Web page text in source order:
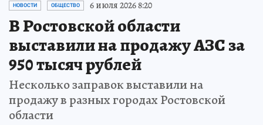
НОВОСТИ ОБЩЕСТВО 6 июля 2026 8:20
В Ростовской области
выставили на продажу АЗС за
950 тысяч рублей
Несколько заправок выставили на
продажу в разных городах Ростовской
области